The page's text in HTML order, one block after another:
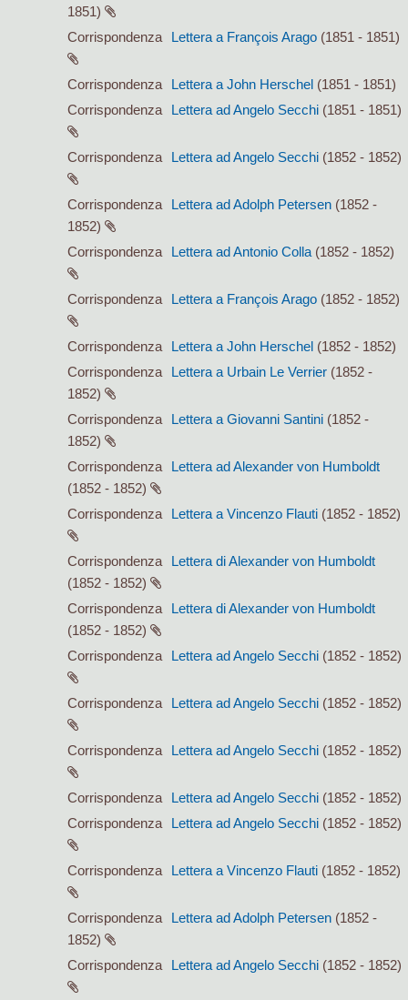
1851)
Corrispondenza
Lettera a François Arago (1851 - 1851)
Corrispondenza Lettera a John Herschel (1851 - 1851)
Corrispondenza
Lettera ad Angelo Secchi (1851 - 1851)
Corrispondenza Lettera ad Angelo Secchi (1852 - 1852)
Corrispondenza Lettera ad Adolph Petersen (1852 -
1852)
Corrispondenza
Lettera ad Antonio Colla (1852 - 1852)
Corrispondenza Lettera a François Arago (1852 - 1852)
Corrispondenza Lettera a John Herschel (1852 - 1852)
Corrispondenza
Lettera a Urbain Le Verrier (1852 -
1852)
Corrispondenza
Lettera a Giovanni Santini (1852 -
1852)
Corrispondenza
Lettera ad Alexander von Humboldt
(1852 - 1852)
Corrispondenza
Lettera a Vincenzo Flauti (1852 - 1852)
Corrispondenza
Lettera di Alexander von Humboldt
(1852 - 1852)
Corrispondenza
Lettera di Alexander von Humboldt
(1852 - 1852)
Corrispondenza
Lettera ad Angelo Secchi (1852 - 1852)
Corrispondenza Lettera ad Angelo Secchi (1852 - 1852)
Corrispondenza Lettera ad Angelo Secchi (1852 - 1852)
Corrispondenza Lettera ad Angelo Secchi (1852 - 1852)
Corrispondenza
Lettera ad Angelo Secchi (1852 - 1852)
Corrispondenza Lettera a Vincenzo Flauti (1852 - 1852)
Corrispondenza Lettera ad Adolph Petersen (1852 -
1852)
Corrispondenza
Lettera ad Angelo Secchi (1852 - 1852)